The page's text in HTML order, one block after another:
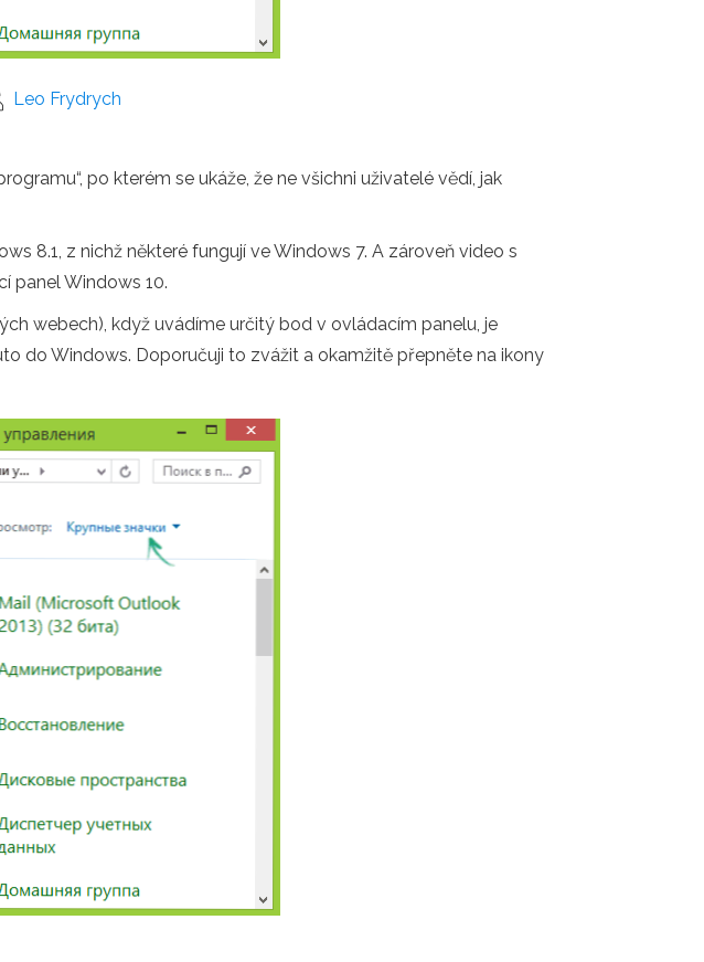
Leo Frydrych
po kterém se ukáže, že ne všichni uživatelé vědí, jak
8.1, z nichž některé fungují ve Windows 7. A zároveň video s
panel Windows 10.
webech), když uvádíme určitý bod v ovládacím panelu, je
do Windows. Doporučuji to zvážit a okamžitě přepněte na ikony